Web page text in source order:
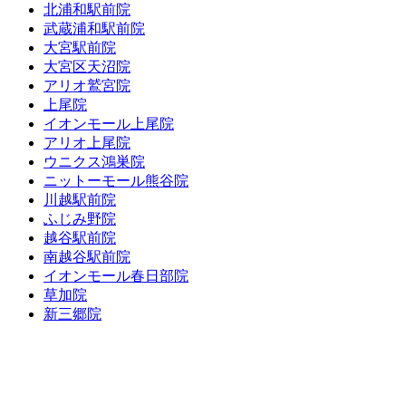
北浦和駅前院
武蔵浦和駅前院
大宮駅前院
大宮区天沼院
アリオ鷲宮院
上尾院
イオンモール上尾院
アリオ上尾院
ウニクス鴻巣院
ニットーモール熊谷院
川越駅前院
ふじみ野院
越谷駅前院
南越谷駅前院
イオンモール春日部院
草加院
新三郷院